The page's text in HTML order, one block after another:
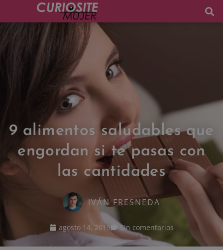
9 alimentos saludables que
engordan si te pasas con
las cantidades
IVÁN FRESNEDA
agosto 14, 2019 Sin comentarios